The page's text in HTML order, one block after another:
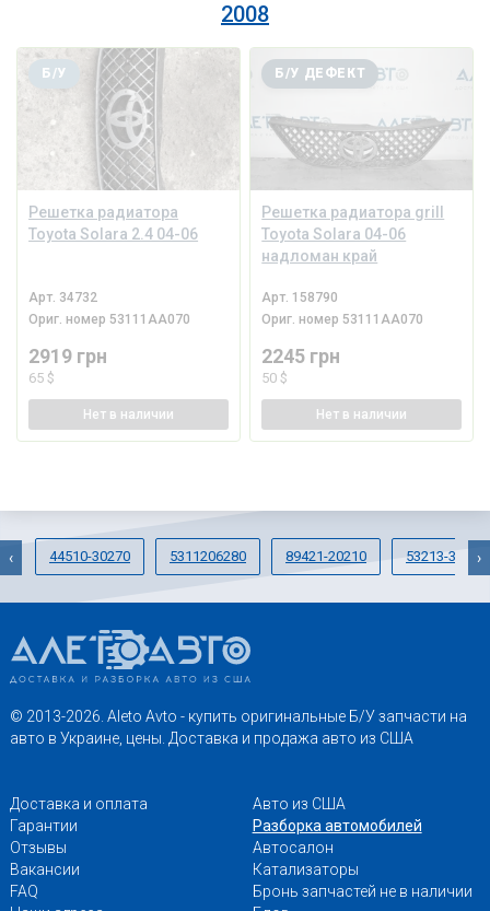
2008
Решетка радиатора
Toyota Solara 2.4 04-06
Б/У
Арт. 34732
Ориг. номер 53111AA070
2919 грн
65 $
Нет в наличии
Решетка радиатора grill
Toyota Solara 04-06
надломан край
Б/У ДЕФЕКТ
Арт. 158790
Ориг. номер 53111AA070
2245 грн
50 $
Нет в наличии
44510-30270 5311206280 89421-20210 53213-33030
‹ ›
© 2013-2026. Aleto Avto - купить оригинальные Б/У запчасти на
авто в Украине, цены. Доставка и продажа авто из США
Доставка и оплата
Гарантии
Отзывы
Вакансии
FAQ
Авто из США
Разборка автомобилей
Автосалон
Катализаторы
Бронь запчастей не в наличии